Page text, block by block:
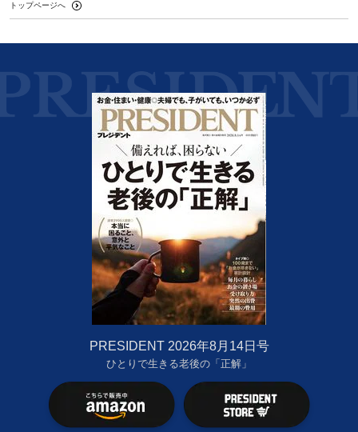
トップページへ
PRESIDENT 2026年8月14日号
ひとりで生きる老後の「正解」